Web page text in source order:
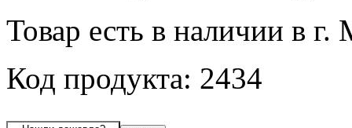
Товар есть в наличии в г.
Код продукта: 2434